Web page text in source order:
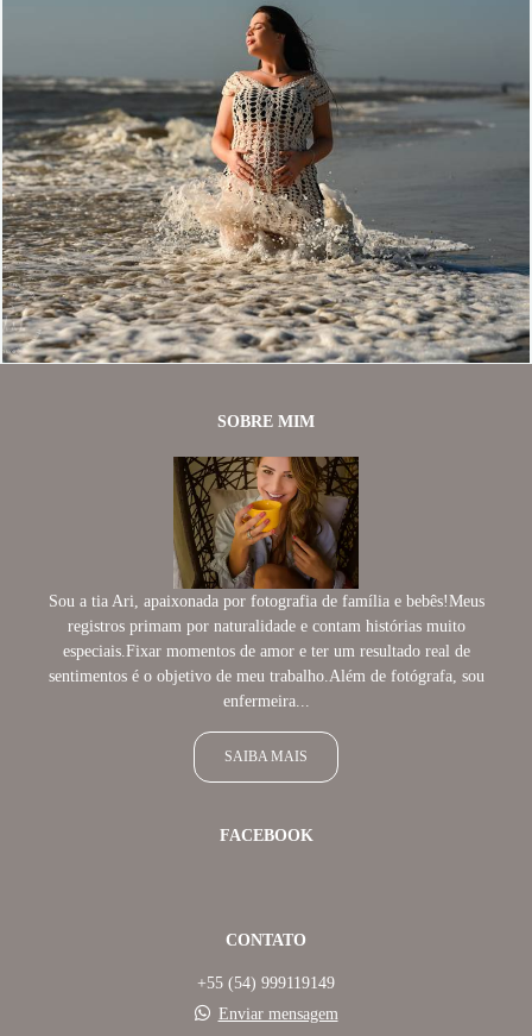
291 72
SOBRE MIM
Sou a tia Ari, apaixonada por fotografia de família e bebês!Meus
registros primam por naturalidade e contam histórias muito
especiais.Fixar momentos de amor e ter um resultado real de
sentimentos é o objetivo de meu trabalho.Além de fotógrafa, sou
enfermeira...
SAIBA MAIS
FACEBOOK
CONTATO
+55 (54) 999119149
Enviar mensagem